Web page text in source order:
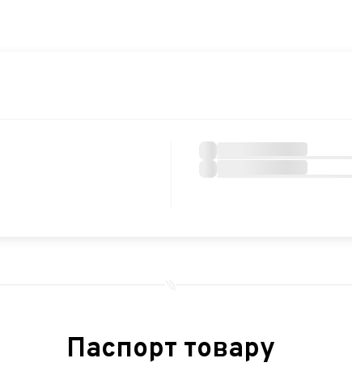
Паспорт товару